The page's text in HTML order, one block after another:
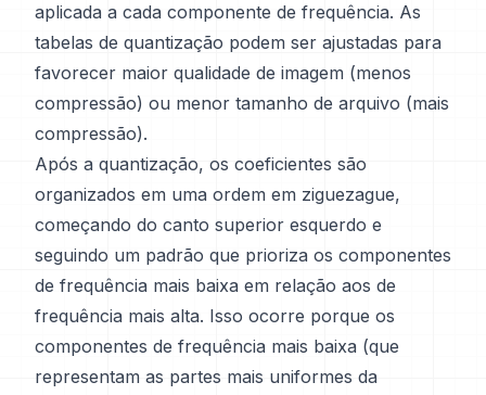
aplicada a cada componente de frequência. As
tabelas de quantização podem ser ajustadas para
favorecer maior qualidade de imagem (menos
compressão) ou menor tamanho de arquivo (mais
compressão).
Após a quantização, os coeficientes são
organizados em uma ordem em ziguezague,
começando do canto superior esquerdo e
seguindo um padrão que prioriza os componentes
de frequência mais baixa em relação aos de
frequência mais alta. Isso ocorre porque os
componentes de frequência mais baixa (que
representam as partes mais uniformes da